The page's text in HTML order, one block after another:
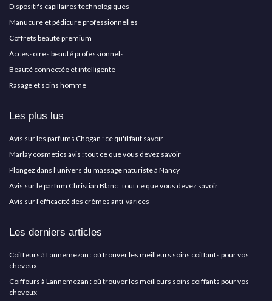
Dispositifs capillaires technologiques
Manucure et pédicure professionnelles
Coffrets beauté premium
Accessoires beauté professionnels
Beauté connectée et intelligente
Rasage et soins homme
Les plus lus
Avis sur les parfums Chogan : ce qu'il faut savoir
Marlay cosmetics avis : tout ce que vous devez savoir
Plongez dans l'univers du massage naturiste à Nancy
Avis sur le parfum Christian Blanc : tout ce que vous devez savoir
Avis sur l'efficacité des crèmes anti-varices
Les derniers articles
Coiffeurs à Lannemezan : où trouver les meilleurs soins coiffants pour vos
cheveux
Coiffeurs à Lannemezan : où trouver les meilleurs soins coiffants pour vos
cheveux